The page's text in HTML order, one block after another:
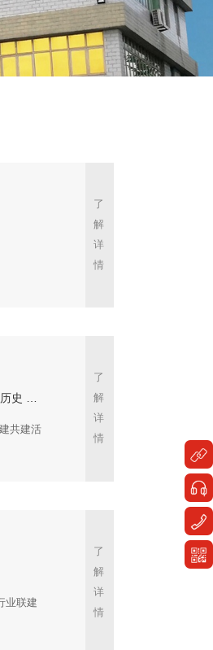
了
解
详
情
来
共建活
了
解
详
情
业联建
了
解
详
情